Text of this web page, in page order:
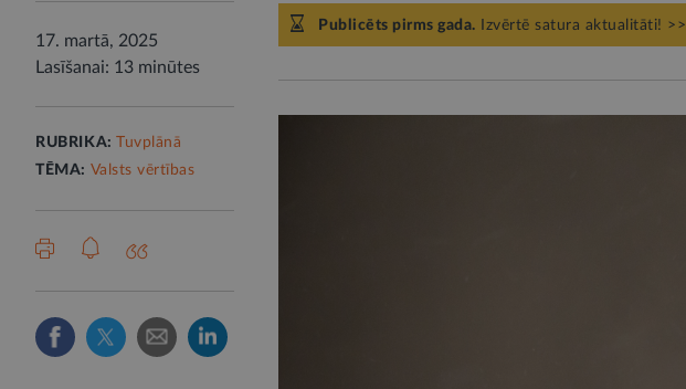
17. martā, 2025
Lasīšanai: 13 minūtes
RUBRIKA:
Tuvplānā
TĒMA: Valsts vērtības
Publicēts pirms gada. Izvērtē satura aktualitāti! >>